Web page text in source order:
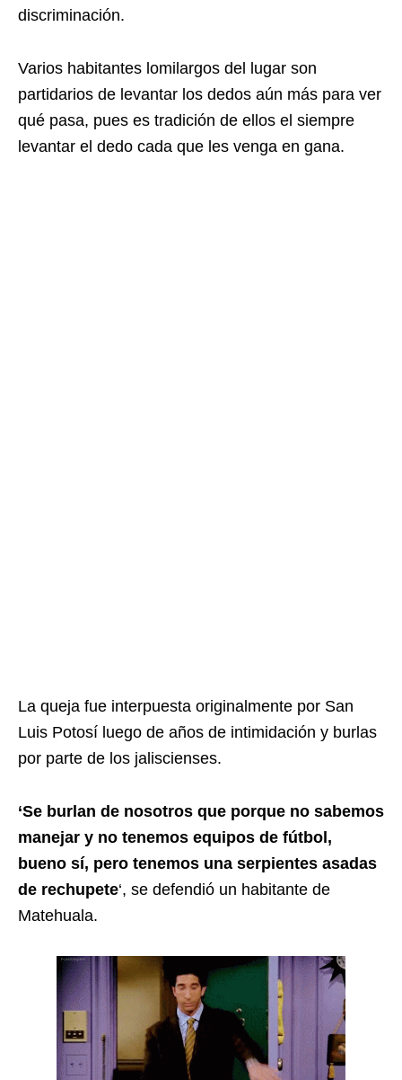
discriminación.
Varios habitantes lomilargos del lugar son
partidarios de levantar los dedos aún más para ver
qué pasa, pues es tradición de ellos el siempre
levantar el dedo cada que les venga en gana.
La queja fue interpuesta originalmente por San
Luis Potosí luego de años de intimidación y burlas
por parte de los jaliscienses.
‘Se burlan de nosotros que porque no sabemos
manejar y no tenemos equipos de fútbol,
bueno sí, pero tenemos una serpientes asadas
de rechupete‘, se defendió un habitante de
Matehuala.